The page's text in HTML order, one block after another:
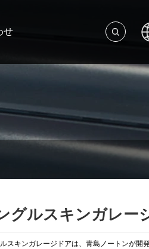
せ
グルスキンガレー
スキンガレージドアは、青島ノートンが開